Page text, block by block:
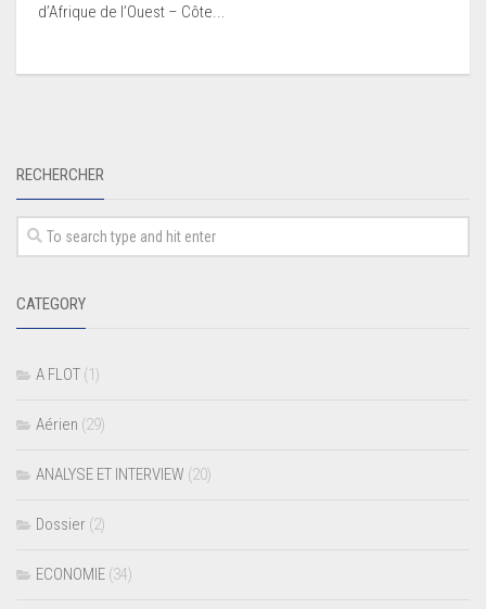
d’Afrique de l’Ouest – Côte...
RECHERCHER
CATEGORY
A FLOT (1)
Aérien (29)
ANALYSE ET INTERVIEW (20)
Dossier (2)
ECONOMIE (34)